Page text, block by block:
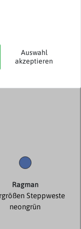
Ragman
Steppweste
neongrün
Auswahl
akzeptieren